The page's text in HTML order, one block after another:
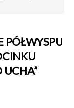
PÓŁWYSPU
UCHA”